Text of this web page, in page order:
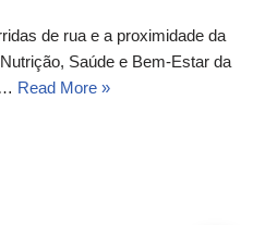
de rua e a proximidade da
Saúde e Bem-Estar da
Read More »